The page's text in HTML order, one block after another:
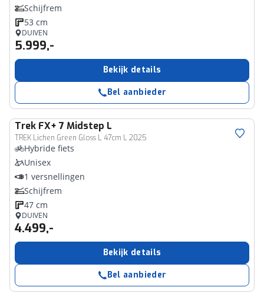
Schijfrem
53 cm
DUIVEN
5.999,-
Bekijk details
Bel aanbieder
Trek FX+ 7 Midstep L
TREK Lichen Green Gloss L 47cm L 2025
Hybride fiets
Unisex
1 versnellingen
Schijfrem
47 cm
DUIVEN
4.499,-
Bekijk details
Bel aanbieder